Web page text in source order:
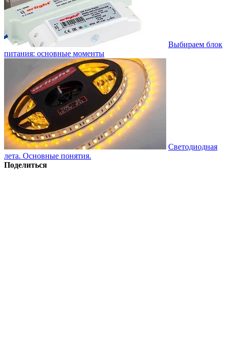
Выбираем блок
питания: основные моменты
Светодиодная
лета. Основные понятия.
Поделиться